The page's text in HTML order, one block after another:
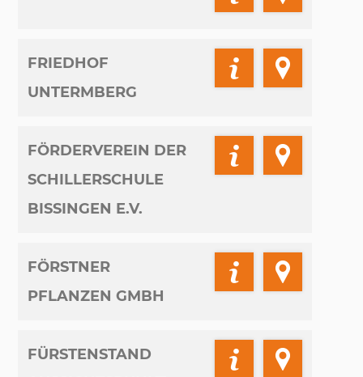
FRIEDHOF
UNTERMBERG
FÖRDERVEREIN DER
SCHILLERSCHULE
BISSINGEN E.V.
FÖRSTNER
PFLANZEN GMBH
FÜRSTENSTAND